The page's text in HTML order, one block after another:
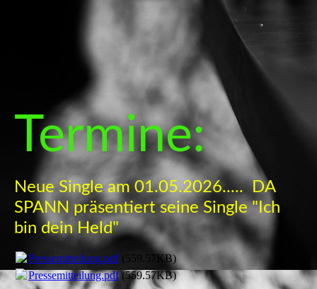
Termine:
Neue Single am 01.05.2026..... DA
SPANN präsentiert seine Single "Ich
bin dein Held"
Pressemitteilung.pdf(559.57KB)
Pressemitteilung.pdf(559.57KB)